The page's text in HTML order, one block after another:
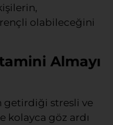
olabileceğini
Almayı
getirdiği stresli ve
kolayca göz ardı